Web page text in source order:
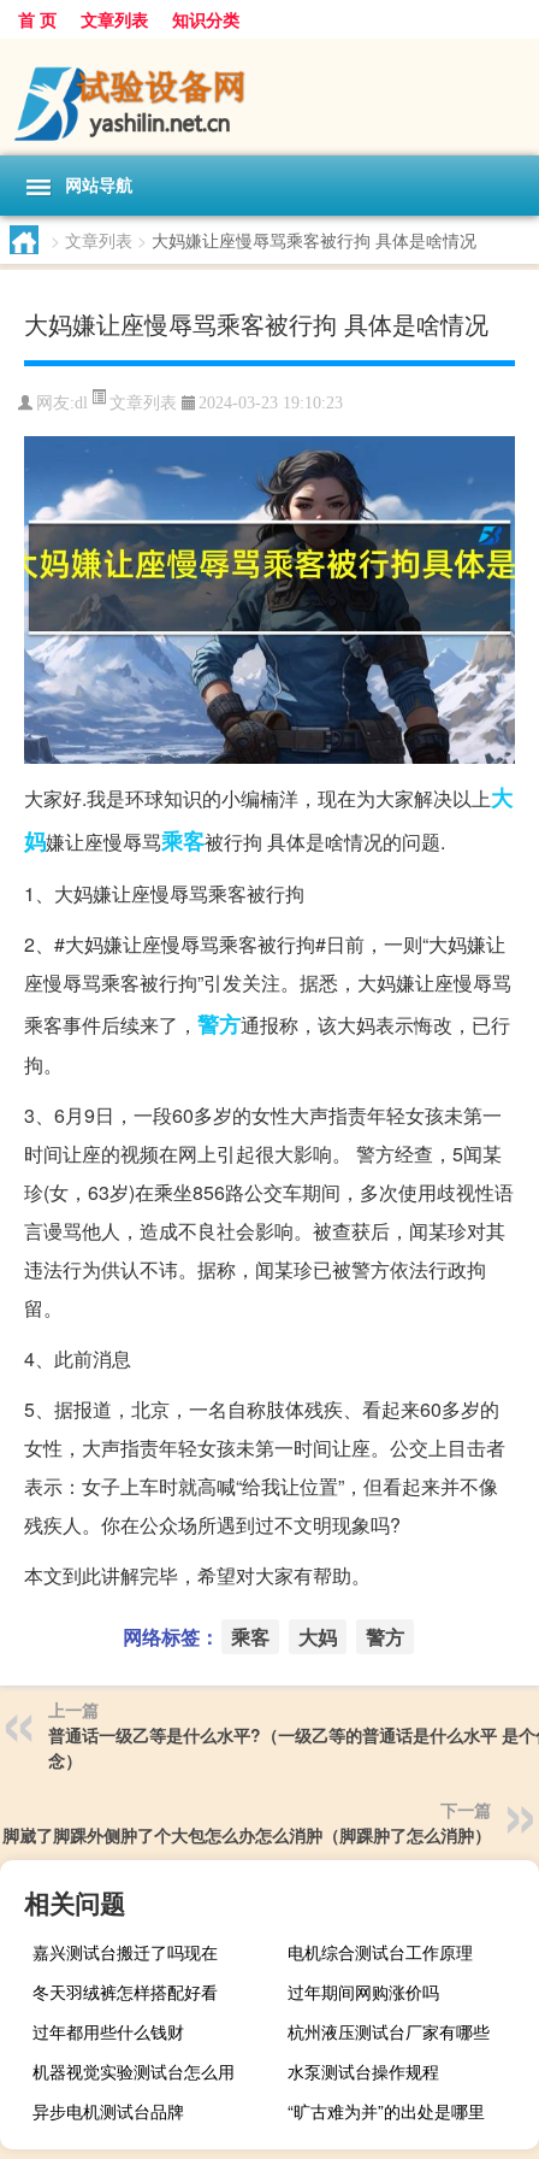
首 页 文章列表 知识分类
网站导航
> 文章列表 > 大妈嫌让座慢辱骂乘客被行拘 具体是啥情况
大妈嫌让座慢辱骂乘客被行拘 具体是啥情况
网友:dl 文章列表 2024-03-23 19:10:23
大家好.我是环球知识的小编楠洋，现在为大家解决以上大
妈嫌让座慢辱骂乘客被行拘 具体是啥情况的问题.
1、大妈嫌让座慢辱骂乘客被行拘
2、#大妈嫌让座慢辱骂乘客被行拘#日前，一则“大妈嫌让
座慢辱骂乘客被行拘”引发关注。据悉，大妈嫌让座慢辱骂
乘客事件后续来了， 警方通报称，该大妈表示悔改，已行
拘。
3、6月9日，一段60多岁的女性大声指责年轻女孩未第一
时间让座的视频在网上引起很大影响。 警方经查，5闻某
珍(女，63岁)在乘坐856路公交车期间，多次使用歧视性语
言谩骂他人，造成不良社会影响。被查获后，闻某珍对其
违法行为供认不讳。据称，闻某珍已被警方依法行政拘
留。
4、此前消息
5、据报道，北京，一名自称肢体残疾、看起来60多岁的
女性，大声指责年轻女孩未第一时间让座。公交上目击者
表示：女子上车时就高喊“给我让位置”，但看起来并不像
残疾人。你在公众场所遇到过不文明现象吗?
本文到此讲解完毕，希望对大家有帮助。
网络标签： 乘客 大妈 警方
上一篇
普通话一级乙等是什么水平?（一级乙等的普通话是什么水平 是
念）
下一篇
脚崴了脚踝外侧肿了个大包怎么办怎么消肿（脚踝肿了怎么消肿）
相关问题
嘉兴测试台搬迁了吗现在
电机综合测试台工作原理
冬天羽绒裤怎样搭配好看
过年期间网购涨价吗
过年都用些什么钱财
杭州液压测试台厂家有哪些
机器视觉实验测试台怎么用
水泵测试台操作规程
异步电机测试台品牌
“旷古难为并”的出处是哪里